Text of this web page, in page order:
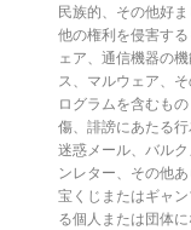
民族的、その他好
他の権利を侵害す
ェア、通信機器の
ス、マルウェア、
ログラムを含むも
傷、誹謗にあたる
迷惑メール、バル
ンレター、その他
宝くじまたはギャ
る個人または団体